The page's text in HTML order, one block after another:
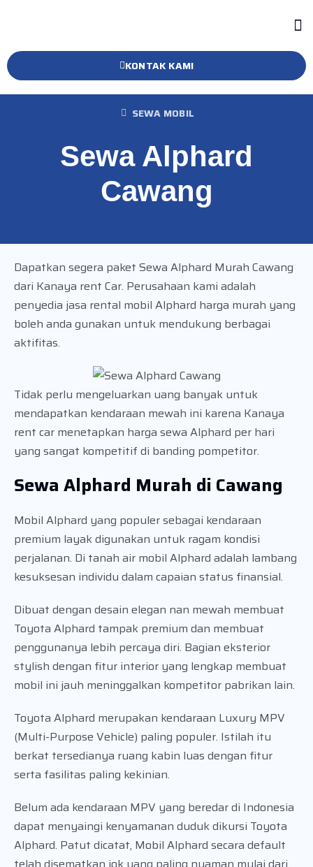
KONTAK KAMI
SEWA MOBIL
Sewa Alphard
Cawang
Dapatkan segera paket Sewa Alphard Murah Cawang
dari Kanaya rent Car. Perusahaan kami adalah
penyedia jasa rental mobil Alphard harga murah yang
boleh anda gunakan untuk mendukung berbagai
aktifitas.
Tidak perlu mengeluarkan uang banyak untuk
mendapatkan kendaraan mewah ini karena Kanaya
rent car menetapkan harga sewa Alphard per hari
yang sangat kompetitif di banding pompetitor.
Sewa Alphard Murah di Cawang
Mobil Alphard yang populer sebagai kendaraan
premium layak digunakan untuk ragam kondisi
perjalanan. Di tanah air mobil Alphard adalah lambang
kesuksesan individu dalam capaian status finansial.
Dibuat dengan desain elegan nan mewah membuat
Toyota Alphard tampak premium dan membuat
penggunanya lebih percaya diri. Bagian eksterior
stylish dengan fitur interior yang lengkap membuat
mobil ini jauh meninggalkan kompetitor pabrikan lain.
Toyota Alphard merupakan kendaraan Luxury MPV
(Multi-Purpose Vehicle) paling populer. Istilah itu
berkat tersedianya ruang kabin luas dengan fitur
serta fasilitas paling kekinian.
Belum ada kendaraan MPV yang beredar di Indonesia
dapat menyaingi kenyamanan duduk dikursi Toyota
Alphard. Patut dicatat, Mobil Alphard secara default
telah disematkan jok yang paling nyaman mulai dari